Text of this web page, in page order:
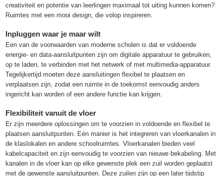
creativiteit en potentie van leerlingen maximaal tot uiting kunnen komen?
Ruimtes met een mooi design, die volop inspireren.
Inpluggen waar je maar wilt
Een van de voorwaarden van moderne scholen is dat er voldoende
energie- en data-aansluitpunten zijn om digitale apparatuur te gebruiken,
op te laden, te verbinden met het netwerk of met multimedia-apparatuur.
Tegelijkertijd moeten deze aansluitingen flexibel te plaatsen en
verplaatsen zijn, zodat een ruimte in de toekomst eenvoudig anders
ingericht kan worden of een andere functie kan krijgen.
Flexibiliteit vanuit de vloer
Er zijn meerdere oplossingen om te voorzien in voldoende en flexibel te
plaatsen aansluitpunten. Eén manier is het integreren van vloerkanalen in
de klaslokalen en andere schoolruimtes. Vloerkanalen bieden veel
kabelcapaciteit en zijn eenvoudig te voorzien van nieuwe bekabeling. Met
kanalen in de vloer kan op elke gewenste plek een zuil worden geplaatst
met de gewenste aansluitpunten. Deze zuilen zijn op een later tijdstip